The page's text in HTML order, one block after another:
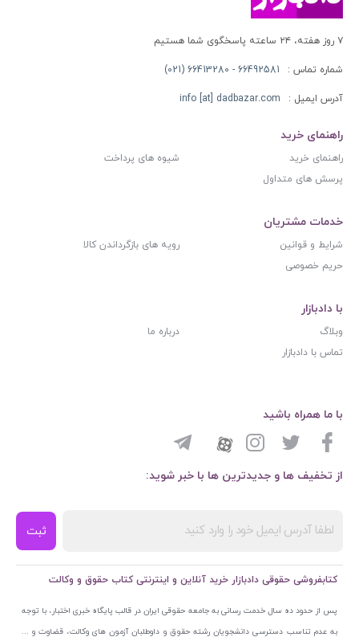
۷ روز هفته، ۲۴ ساعته پاسخگوی شما هستیم
شماره تماس : 66492581 - 66413280 (021)
آدرس ایمیل : info [at] dadbazar.com
راهنمای خرید
راهنمای خرید
شیوه های پرداخت
پرسش های متداول
خدمات مشتریان
شرایط و قوانین
رویه های بازگرداندن کالا
حریم خصوصی
با دادبازار
وبلاگ
درباره ما
تماس با دادبازار
از تخفیف ها و جدیدترین ها با خبر شوید:
ثبت
با ما همراه باشید
کتابفروشی حقوقی دادبازار خرید آنلاین و اینترنتی کتاب حقوق و وکالت
پس از حدود ده سال خدمت رسانی به جامعه حقوقی ایران در قالب پایگاه خبری اختبار، با توجه
به عدم تناسب دسترسی دانشجویان رشته حقوق و داوطلبان آزمون های وکالت، قضاوت و ...